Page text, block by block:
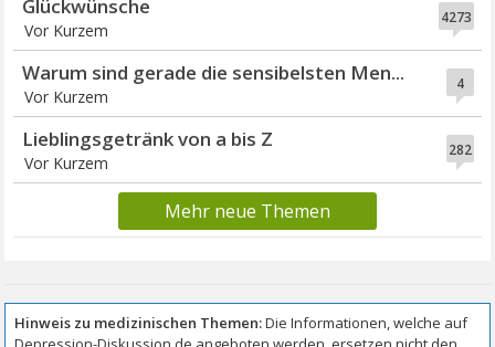
4273
Glückwünsche
Vor Kurzem
4
Warum sind gerade die sensibelsten Men...
Vor Kurzem
282
Lieblingsgetränk von a bis Z
Vor Kurzem
Mehr neue Themen